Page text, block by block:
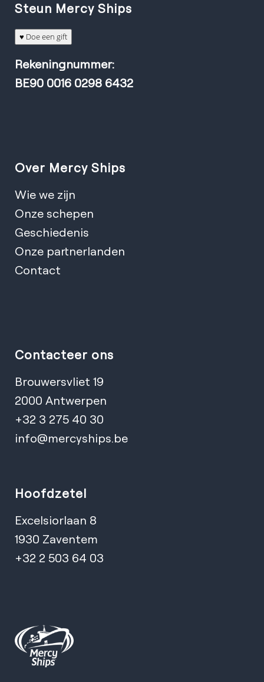
Steun Mercy Ships
♥ Doe een gift
Rekeningnummer:
BE90 0016 0298 6432
Over Mercy Ships
Wie we zijn
Onze schepen
Geschiedenis
Onze partnerlanden
Contact
Contacteer ons
Brouwersvliet 19
2000 Antwerpen
+32 3 275 40 30
info@mercyships.be
Hoofdzetel
Excelsiorlaan 8
1930 Zaventem
+32 2 503 64 03